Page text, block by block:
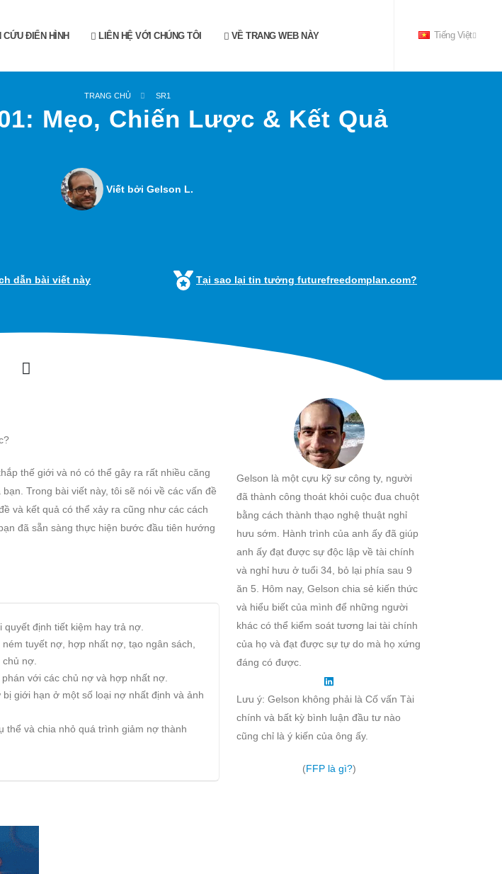
CỨU ĐIỂN HÌNH LIÊN HỆ VỚI CHÚNG TÔI VỀ TRANG WEB NÀY Tiếng Việt
TRANG CHỦ SR1
Mẹo, Chiến Lược & Kết Quả
Viết bởi Gelson L.
dẫn bài viết này Tại sao lại tin tưởng futurefreedomplan.com?
thế giới và nó có thể gây ra rất nhiều căng
Trong bài viết này, tôi sẽ nói về các vấn đề
và kết quả có thể xảy ra cũng như các cách
đã sẵn sàng thực hiện bước đầu tiên hướng
định tiết kiệm hay trả nợ.
tuyết nợ, hợp nhất nợ, tạo ngân sách,
nợ.
với các chủ nợ và hợp nhất nợ.
giới hạn ở một số loại nợ nhất định và ảnh
thể và chia nhỏ quá trình giảm nợ thành
Gelson là một cựu kỹ sư công ty, người
đã thành công thoát khỏi cuộc đua chuột
bằng cách thành thạo nghệ thuật nghỉ
hưu sớm. Hành trình của anh ấy đã giúp
anh ấy đạt được sự độc lập về tài chính
và nghỉ hưu ở tuổi 34, bỏ lại phía sau 9
ăn 5. Hôm nay, Gelson chia sẻ kiến thức
và hiểu biết của mình để những người
khác có thể kiểm soát tương lai tài chính
của họ và đạt được sự tự do mà họ xứng
đáng có được.
Lưu ý: Gelson không phải là Cố vấn Tài
chính và bất kỳ bình luận đầu tư nào
cũng chỉ là ý kiến của ông ấy.
(FFP là gì?)